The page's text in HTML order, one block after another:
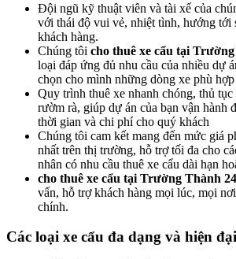
Đội ngũ kỹ thuật viên và tài xế của
với thái độ vui vẻ, nhiệt tình, hướng tới
khách hàng.
Chúng tôi cho thuê xe cẩu tại
loại đáp ứng đủ nhu cầu của nhiều dự
chọn cho mình những dòng xe phù hợp
Quy trình thuê xe nhanh chóng, thủ
rườm rà, giúp dự án của bạn vận hành
thời gian và chi phí cho quý khách
Chúng tôi cam kết mang đến mức giá
nhất trên thị trường, hỗ trợ tối đa cho
nhân có nhu cầu thuê xe cẩu dài hạn
cho thuê xe cẩu tại Trường Thành
vấn, hỗ trợ khách hàng mọi lúc, mọi
chính.
Các loại xe cẩu đa dạng và hiện đại